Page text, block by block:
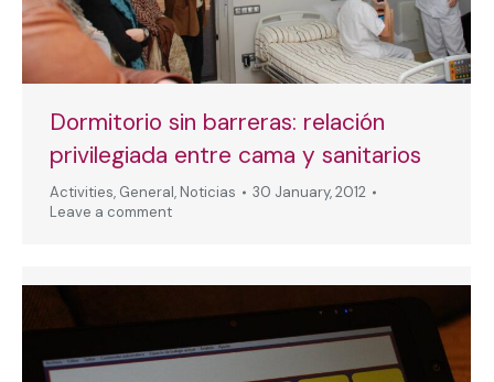
Dormitorio sin barreras: relación
privilegiada entre cama y sanitarios
Activities, General, Noticias
30 January, 2012
Leave a comment